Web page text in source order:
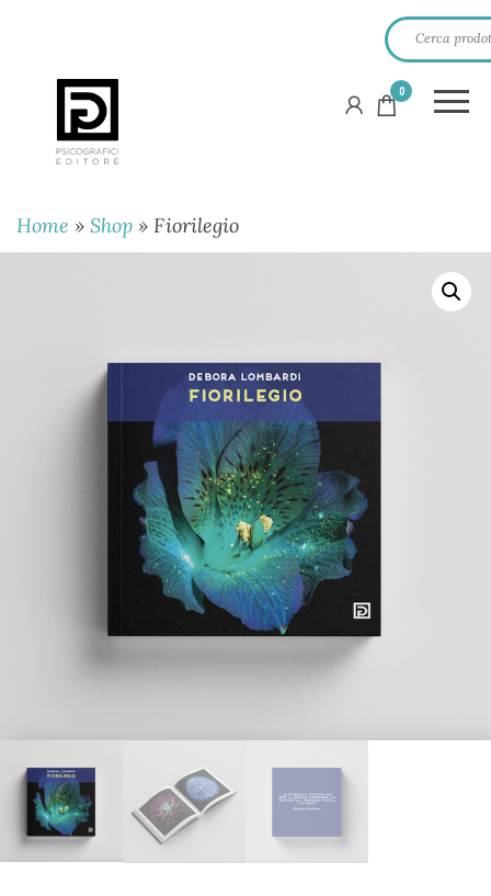
PSICOGRAFICI
EDITORE
0
Home » Shop » Fiorilegio